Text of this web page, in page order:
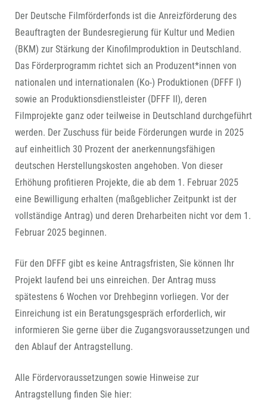
Der Deutsche Filmförderfonds ist die Anreizförderung des
Beauftragten der Bundesregierung für Kultur und Medien
(BKM) zur Stärkung der Kinofilmproduktion in Deutschland.
Das Förderprogramm richtet sich an Produzent*innen von
nationalen und internationalen (Ko-) Produktionen (DFFF I)
sowie an Produktionsdienstleister (DFFF II), deren
Filmprojekte ganz oder teilweise in Deutschland durchgeführt
werden. Der Zuschuss für beide Förderungen wurde in 2025
auf einheitlich 30 Prozent der anerkennungsfähigen
deutschen Herstellungskosten angehoben. Von dieser
Erhöhung profitieren Projekte, die ab dem 1. Februar 2025
eine Bewilligung erhalten (maßgeblicher Zeitpunkt ist der
vollständige Antrag) und deren Dreharbeiten nicht vor dem 1.
Februar 2025 beginnen.
Für den DFFF gibt es keine Antragsfristen, Sie können Ihr
Projekt laufend bei uns einreichen. Der Antrag muss
spätestens 6 Wochen vor Drehbeginn vorliegen. Vor der
Einreichung ist ein Beratungsgespräch erforderlich, wir
informieren Sie gerne über die Zugangsvoraussetzungen und
den Ablauf der Antragstellung.
Alle Fördervoraussetzungen sowie Hinweise zur
Antragstellung finden Sie hier: